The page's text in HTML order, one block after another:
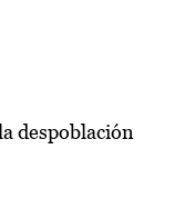
despoblación